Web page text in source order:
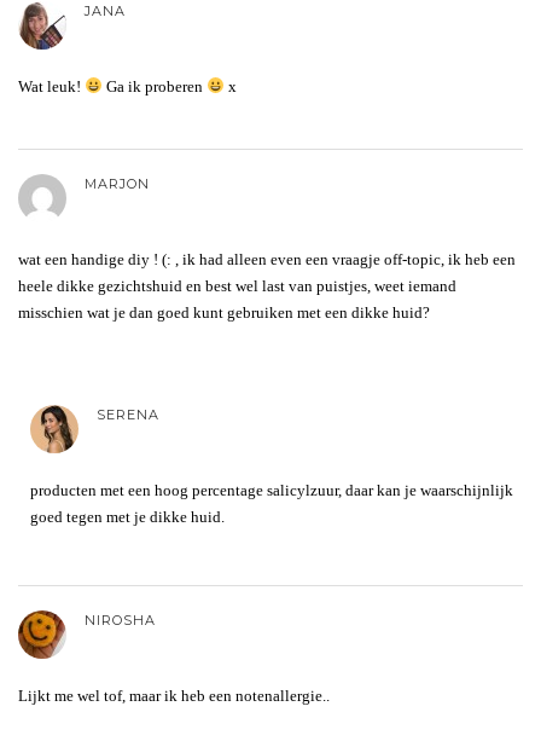
JANA
Wat leuk! Ga ik proberen x
MARJON
wat een handige diy ! (: , ik had alleen even een vraagje off-topic, ik heb een
heele dikke gezichtshuid en best wel last van puistjes, weet iemand
misschien wat je dan goed kunt gebruiken met een dikke huid?
SERENA
producten met een hoog percentage salicylzuur, daar kan je waarschijnlijk
goed tegen met je dikke huid.
NIROSHA
Lijkt me wel tof, maar ik heb een notenallergie..